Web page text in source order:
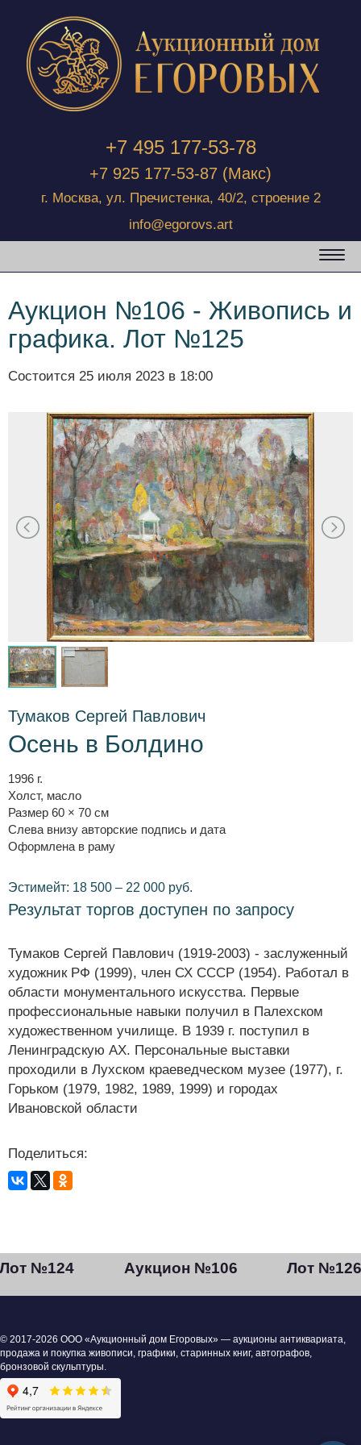
+7 495 177-53-78
+7 925 177-53-87 (Макс)
г. Москва, ул. Пречистенка, 40/2, строение 2
info@egorovs.art
Аукцион №106 - Живопись и
графика. Лот №125
Состоится 25 июля 2023 в 18:00
Тумаков Сергей Павлович
Осень в Болдино
1996 г.
Холст, масло
Размер 60 × 70 см
Слева внизу авторские подпись и дата
Оформлена в раму
Эстимейт: 18 500 – 22 000 руб.
Результат торгов доступен по запросу
Тумаков Сергей Павлович (1919-2003) - заслуженный
художник РФ (1999), член СХ СССР (1954). Работал в
области монументального искусства. Первые
профессиональные навыки получил в Палехском
художественном училище. В 1939 г. поступил в
Ленинградскую АХ. Персональные выставки
проходили в Лухском краеведческом музее (1977), г.
Горьком (1979, 1982, 1989, 1999) и городах
Ивановской области
Поделиться:
Лот №124 Аукцион №106 Лот №126
© 2017-2026 ООО «Аукционный дом Егоровых» — аукционы антиквариата,
продажа и покупка живописи, графики, старинных книг, автографов,
бронзовой скульптуры.